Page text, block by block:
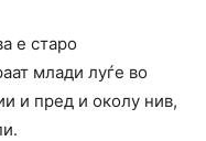
е старо
млади луѓе во
и пред и околу нив,